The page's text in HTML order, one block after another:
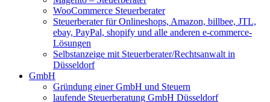
WooCommerce Steuerberater
Steuerberater für Onlineshops, Amazon, billbee, JTL,
ebay, PayPal, shopify und alle anderen e-commerce-
Lösungen
Selbstanzeige mit Steuerberater/Rechtsanwalt in
Düsseldorf
GmbH
Gründung einer GmbH und Steuern
laufende Steuerberatung GmbH Düsseldorf